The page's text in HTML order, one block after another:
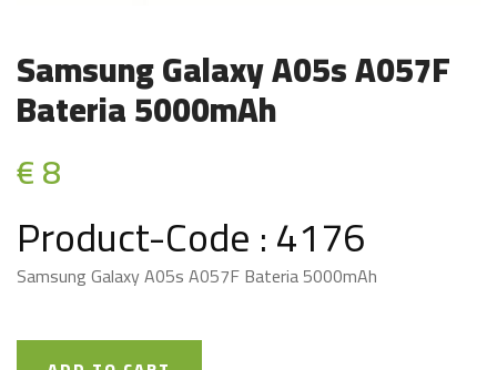
Samsung Galaxy A05s A057F
Bateria 5000mAh
€ 8
Product-Code : 4176
Samsung Galaxy A05s A057F Bateria 5000mAh